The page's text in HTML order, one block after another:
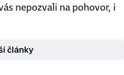
nepozvali na pohovor, i
články